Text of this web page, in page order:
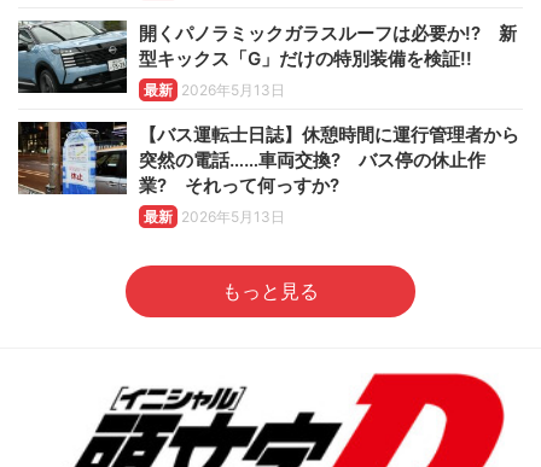
開くパノラミックガラスルーフは必要か!? 新
型キックス「G」だけの特別装備を検証!!
最新 2026年5月13日
【バス運転士日誌】休憩時間に運行管理者から
突然の電話……車両交換? バス停の休止作
業? それって何っすか?
最新 2026年5月13日
もっと見る